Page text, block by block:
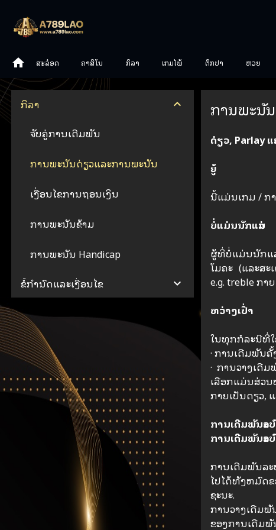
ສະລ໋ອດ ຄາສິໂນ ກິລາ ເກມໄພ້ ຕຶກປາ ຫວຍ
ກິລາ
ຈັບຄູ່ການເດີມພັນ
ການພະນັນດ່ຽວແລະການພະນັນ
ເງື່ອນໄຂການຖອນເງິນ
ການພະນັນຂ້າມ
ການພະນັນ Handicap
ຂໍ້ກໍານົດແລະເງື່ອນໄຂ
ການພະນັ
ດ່ຽວ, Parlay ແ
ຍູ້
ນີ້​ແມ່ນ​ເກມ / ກ
ບໍ່ແມ່ນນັກແລ່ນ
ຜູ້ທີ່ບໍ່ແມ່ນນັກແ
ໂມຄະ (ແລະສ
e.g. treble ກາ
ຫວ່າງເປົ່າ
ໃນທຸກກໍລະນີທີ່ໃ
· ການເດີມພັນຄັ້
· ການວາງເດີ
ເລືອກແມ່ນສ່ວ
ກາຍເປັນດຽວ,
ການເດີມພັນລະ
ການເດີມພັນລ
ການເດີມພັນລ
ໄປໄດ້ທັງຫມົດ
ຊະນະ.
ການວາງເດີມ
ຂອງການເດີມພັ